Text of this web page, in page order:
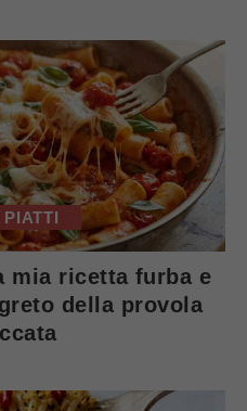
mia ricetta furba e
della provola